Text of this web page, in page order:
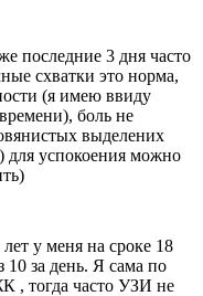
последние 3 дня часто
схватки это норма,
(я имею ввиду
боль не
выделених
для успокоения можно
у меня на сроке 18
10 за день. Я сама по
, тогда часто УЗИ не